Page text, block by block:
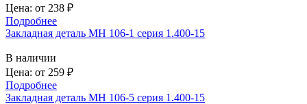
Цена: от 238 ₽
Подробнее
Закладная деталь МН 106-1 серия 1.400-15
В наличии
Цена: от 259 ₽
Подробнее
Закладная деталь МН 106-5 серия 1.400-15